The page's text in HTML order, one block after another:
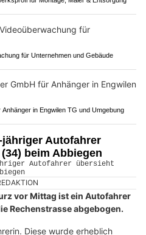
für Unternehmen und Gebäude
in Engwilen TG und Umgebung
jähriger Autofahrer
beim Abbiegen
vor Mittag ist ein Autofahrer
Rechenstrasse abgebogen.
Diese wurde erheblich